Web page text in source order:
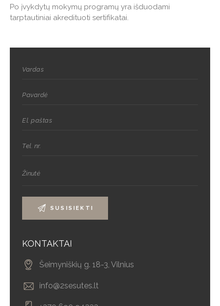
Po įvykdytų mokymų programų yra išduodami
tarptautiniai akredituoti sertifikatai.
KONTAKTAI
Šeimyniškių g. 18-3, Vilnius
info@2sesutes.lt